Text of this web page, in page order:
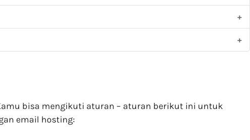
bisa mengikuti aturan – aturan berikut ini untuk
email hosting: